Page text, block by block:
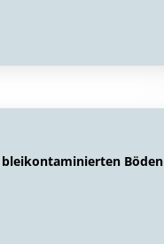
Böden